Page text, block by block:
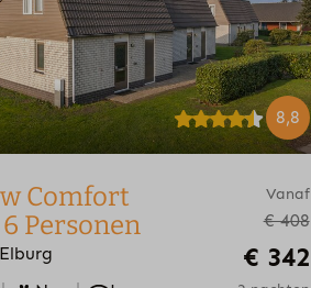
8,8
Vanaf
€ 408
€ 342
Comfort
Personen